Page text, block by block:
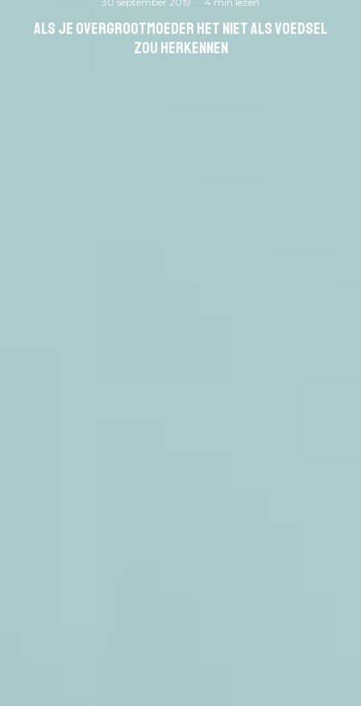
Als je overgrootmoeder het niet als voedsel
zou herkennen